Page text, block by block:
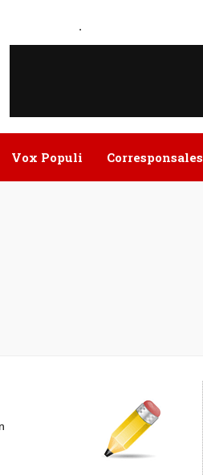
.
Vox Populi Corresponsales